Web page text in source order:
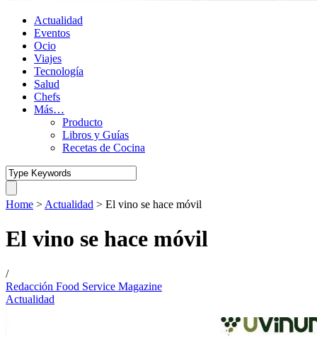
Actualidad
Eventos
Ocio
Viajes
Tecnología
Salud
Chefs
Más…
Producto
Libros y Guías
Recetas de Cocina
Home > Actualidad > El vino se hace móvil
El vino se hace móvil
/
Redacción Food Service Magazine
Actualidad